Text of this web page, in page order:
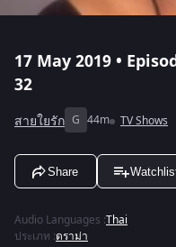
17 May 2019 •
32
สายใยรัก G 44m TV Shows
Share
Audio Languages :Thai
ประเภท :ดราม่า